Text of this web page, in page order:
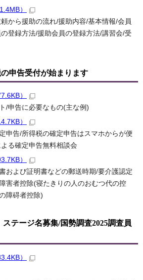
）
から援助の流れ/援助内容/基本情報/会員
登録方法/援助会員の登録方法/講習会/受
申告受付が始まります
）
/申告に必要なもの(主な例)
）
申告/所得税の確定申告はスマホからが便
る確定申告無料相談会
）
および証明書などの郵送時期/要介護認定
害者控除(寝たきりの人のおむつ代の控
障碍者控除)
テージ名募集/国勢調査2025調査員
）